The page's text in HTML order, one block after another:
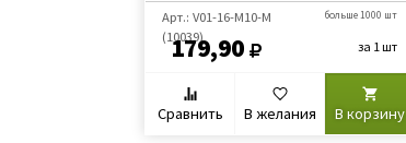
Арт.: V01-16-М10-М
(10039)
179,90
больше 1000 шт
за 1 шт
Сравнить В желания В корзину